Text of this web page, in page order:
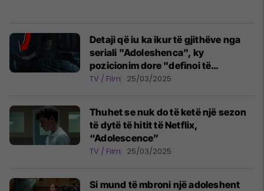
Detaji që iu ka ikur të gjithëve nga
seriali "Adoleshenca", ky
pozicionim dore "definoi të
vërtetën" e tragjedisë
TV / Film 25/03/2025
Thuhet se nuk do të ketë një sezon
të dytë të hitit të Netflix,
“Adolescence”
TV / Film 25/03/2025
Si mund të mbroni një adoleshent